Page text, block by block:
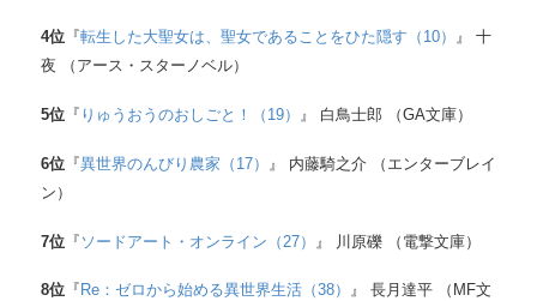
4位 『転生した大聖女は、聖女であることをひた隠す（10） 』 十
夜 （アース・スターノベル）
5位 『 りゅうおうのおしごと！（19） 』 白鳥士郎 （GA文庫）
6位 『異世界のんびり農家（17）
』 内藤騎之介 （エンターブレイ
ン）
7位 『 ソードアート・オンライン（27） 』 川原礫 （電撃文庫）
8位 『 Re：ゼロから始める異世界生活（38） 』 長月達平 （MF文